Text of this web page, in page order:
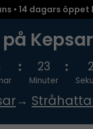
• 14 dagars öppet
på
23
Minuter
→